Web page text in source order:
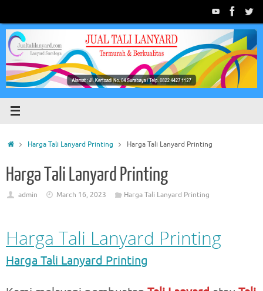
content
HomeHarga Tali Lanyard Printing Harga Tali Lanyard Printing
Harga Tali Lanyard Printing
admin March 16, 2023 Harga Tali Lanyard Printing
Harga Tali Lanyard Printing
Harga Tali Lanyard Printing